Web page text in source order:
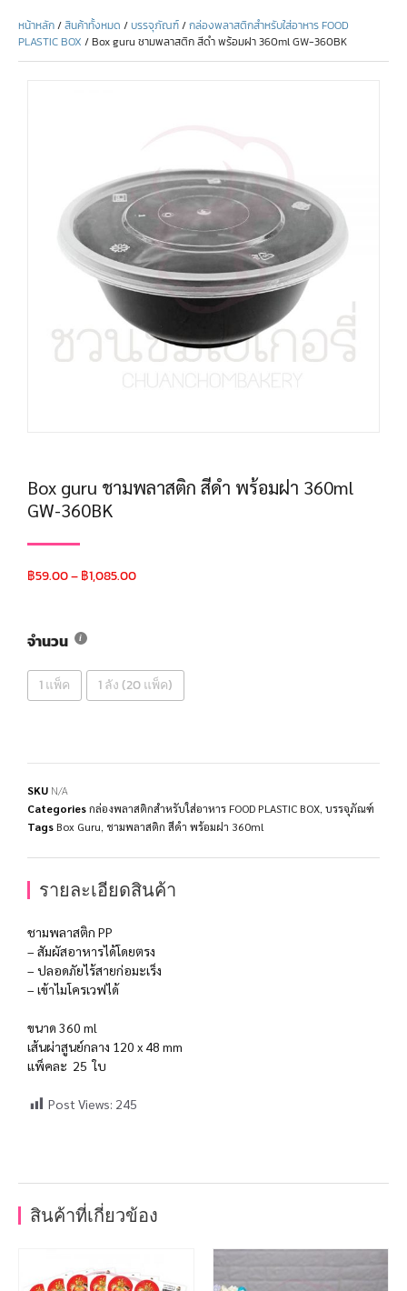
หน้าหลัก/สินค้าทั้งหมด /บรรจุภัณฑ์/กล่องพลาสติกสำหรับใส่อาหาร FOOD
PLASTIC BOX / Box guru ชามพลาสติก สีดำ พร้อมฝา 360ml GW-360BK
Box guru ชามพลาสติก สีดำ พร้อมฝา 360ml
GW-360BK
฿59.00–฿1,085.00
จำนวน
1 แพ็ค 1 ลัง (20 แพ็ค)
SKU N/A
Categoriesกล่องพลาสติกสำหรับใส่อาหาร FOOD PLASTIC BOX บรรจุภัณฑ์
Tags Box Guru ชามพลาสติก สีดำ พร้อมฝา 360ml
รายละเอียดสินค้า
ชามพลาสติก PP
– สัมผัสอาหารได้โดยตรง
– ปลอดภัยไร้สายก่อมะเร็ง
– เข้าไมโครเวฟได้
ขนาด 360 ml
เส้นผ่าสูนย์กลาง 120 x 48 mm
แพ็คละ 25 ใบ
Post Views: 245
สินค้าที่เกี่ยวข้อง